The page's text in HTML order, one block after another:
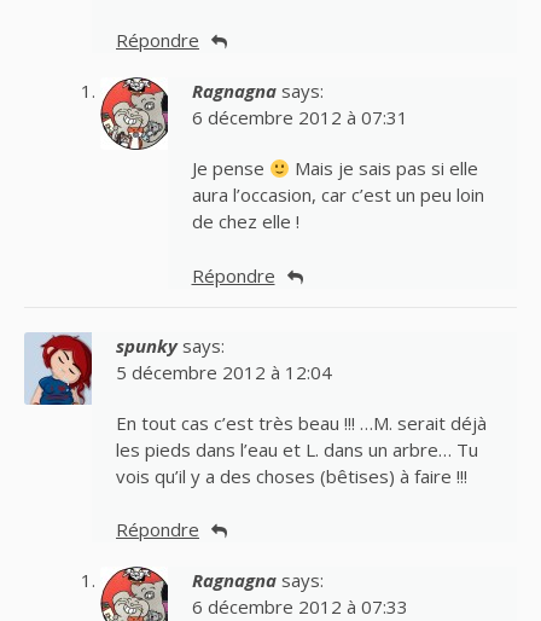
Répondre
Ragnagna says:
6 décembre 2012 à 07:31
Je pense
Mais je sais pas si elle
aura l’occasion, car c’est un peu loin
de chez elle !
Répondre
spunky says:
5 décembre 2012 à 12:04
En tout cas c’est très beau !!! …M. serait déjà
les pieds dans l’eau et L. dans un arbre… Tu
vois qu’il y a des choses (bêtises) à faire !!!
Répondre
Ragnagna says:
6 décembre 2012 à 07:33